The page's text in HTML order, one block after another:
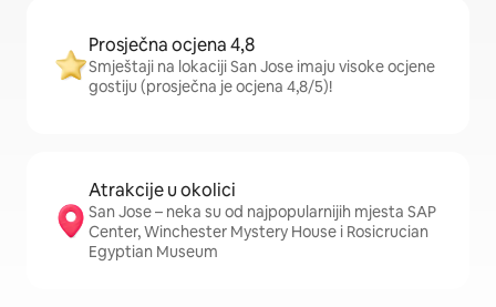
Prosječna ocjena 4,8
Smještaji na lokaciji San Jose imaju visoke ocjene
gostiju (prosječna je ocjena 4,8/5)!
Atrakcije u okolici
San Jose – neka su od najpopularnijih mjesta SAP
Center, Winchester Mystery House i Rosicrucian
Egyptian Museum